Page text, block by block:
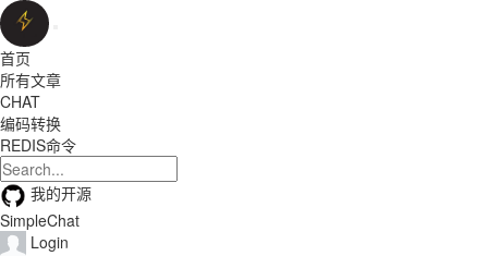
首页
所有文章
CHAT
编码转换
REDIS命令
我的开源
SimpleChat
Login